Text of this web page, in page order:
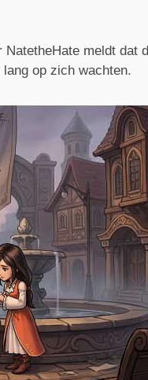
meldt dat
op zich wachten.